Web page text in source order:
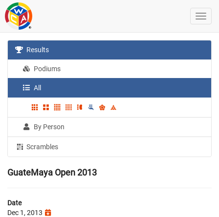
Results
Podiums
All
By Person
Scrambles
GuateMaya Open 2013
Date
Dec 1, 2013